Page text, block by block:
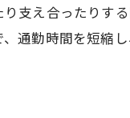
支え合ったりす
通勤時間を短縮